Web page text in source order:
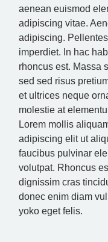
aenean euismod
adipiscing vitae.
adipiscing.
imperdiet. In hac
rhoncus est. Massa
sed sed risus
et ultrices neque
molestie at
Lorem mollis
adipiscing elit ut
faucibus pulvinar
volutpat. Rhoncus
dignissim cras
donec enim diam
yoko eget felis.